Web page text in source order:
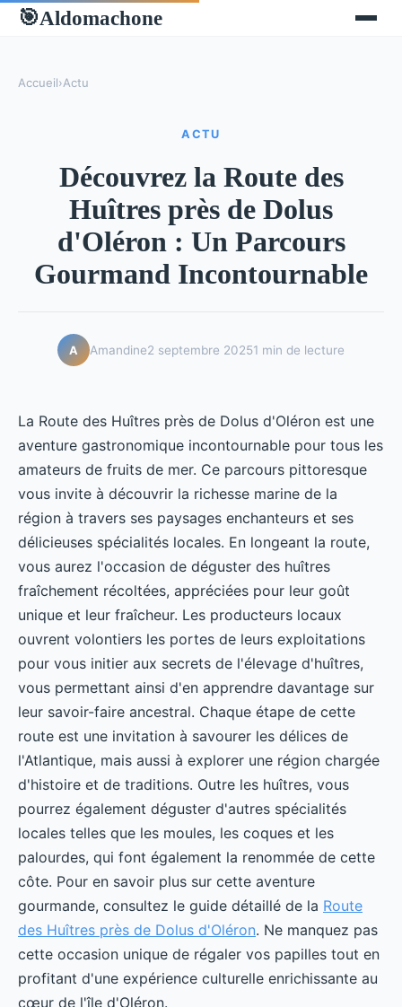
🎯Aldomachone
Accueil›Actu
ACTU
Découvrez la Route des
Huîtres près de Dolus
d'Oléron : Un Parcours
Gourmand Incontournable
A Amandine2 septembre 20251 min de lecture
La Route des Huîtres près de Dolus d'Oléron est une
aventure gastronomique incontournable pour tous les
amateurs de fruits de mer. Ce parcours pittoresque
vous invite à découvrir la richesse marine de la
région à travers ses paysages enchanteurs et ses
délicieuses spécialités locales. En longeant la route,
vous aurez l'occasion de déguster des huîtres
fraîchement récoltées, appréciées pour leur goût
unique et leur fraîcheur. Les producteurs locaux
ouvrent volontiers les portes de leurs exploitations
pour vous initier aux secrets de l'élevage d'huîtres,
vous permettant ainsi d'en apprendre davantage sur
leur savoir-faire ancestral. Chaque étape de cette
route est une invitation à savourer les délices de
l'Atlantique, mais aussi à explorer une région chargée
d'histoire et de traditions. Outre les huîtres, vous
pourrez également déguster d'autres spécialités
locales telles que les moules, les coques et les
palourdes, qui font également la renommée de cette
côte. Pour en savoir plus sur cette aventure
gourmande, consultez le guide détaillé de la Route
des Huîtres près de Dolus d'Oléron. Ne manquez pas
cette occasion unique de régaler vos papilles tout en
profitant d'une expérience culturelle enrichissante au
cœur de l'île d'Oléron.